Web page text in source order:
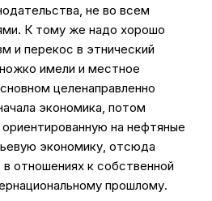
не во всем
К тому же надо хорошо
и перекос в этнический
имели и местное
целенаправленно
экономика, потом
на нефтяные
экономику, отсюда
в отношениях к собственной
прошлому.